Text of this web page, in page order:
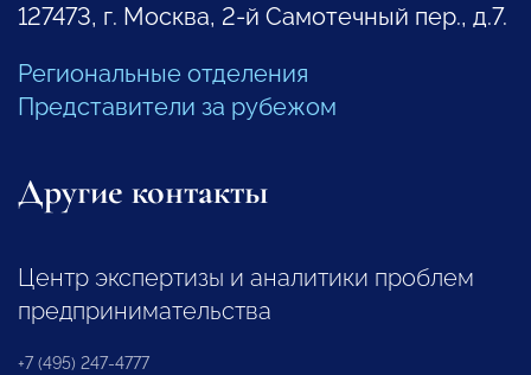
127473, г. Москва, 2-й Самотечный пер., д.7.
Региональные отделения
Представители за рубежом
Другие контакты
Центр экспертизы и аналитики проблем
предпринимательства
+7 (495) 247-4777